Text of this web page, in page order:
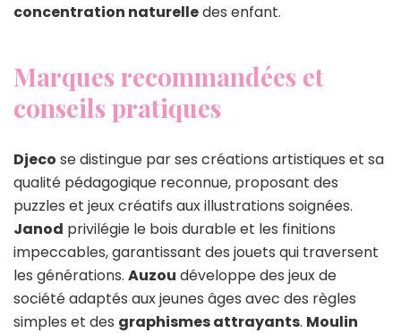
concentration naturelledes enfant.
Marques recommandées et
conseils pratiques
Djeco se distingue par ses créations artistiques et sa
qualité pédagogique reconnue, proposant des
puzzles et jeux créatifs aux illustrations soignées.
Janod privilégie le bois durable et les finitions
impeccables, garantissant des jouets qui traversent
les générations. Auzou développe des jeux de
société adaptés aux jeunes âges avec des règles
simples et des graphismes attrayants. Moulin